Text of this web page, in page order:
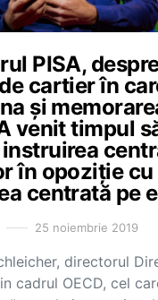
PISA,
cartier în
și
venit timpul
în opoziție cu
centrată pe
25 noiembrie 2019
directorul
cadrul OECD, cel